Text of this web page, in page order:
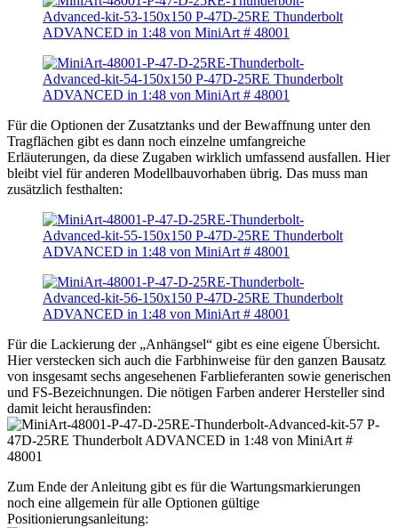
Für die Optionen der Zusatztanks und der Bewaffnung unter den
Tragflächen gibt es dann noch einzelne umfangreiche
Erläuterungen, da diese Zugaben wirklich umfassend ausfallen. Hier
bleibt viel für anderen Modellbauvorhaben übrig. Das muss man
zusätzlich festhalten:
Für die Lackierung der „Anhängsel“ gibt es eine eigene Übersicht.
Hier verstecken sich auch die Farbhinweise für den ganzen Bausatz
von insgesamt sechs angesehenen Farblieferanten sowie generischen
und FS-Bezeichnungen. Die nötigen Farben anderer Hersteller sind
damit leicht herausfinden:
Zum Ende der Anleitung gibt es für die Wartungsmarkierungen
noch eine allgemein für alle Optionen gültige
Positionierungsanleitung: